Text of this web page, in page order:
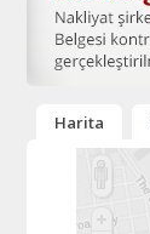
Harita